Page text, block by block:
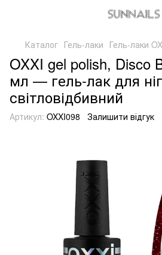
Каталог Гель-лаки Гель-лаки
OXXI gel polish, Disco
мл — гель-лак для
світловідбивний
Артикул: OXXI098 Залишити відгук